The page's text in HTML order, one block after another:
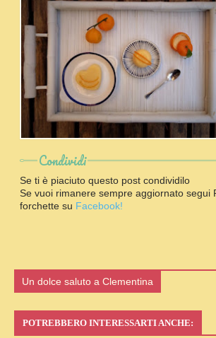
Condividi
Se ti è piaciuto questo post condividilo
Se vuoi rimanere sempre aggiornato segui
forchette su Facebook!
Un dolce saluto a Clementina
POTREBBERO INTERESSARTI ANCHE: